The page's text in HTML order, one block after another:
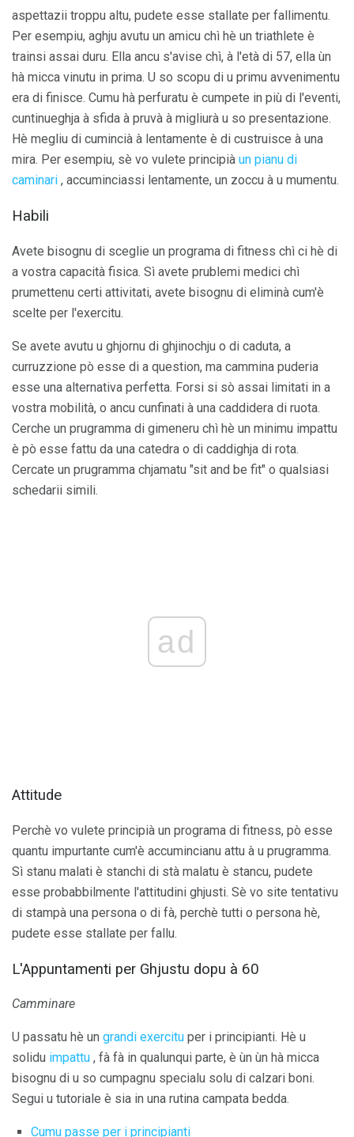
aspettazii troppu altu, pudete esse stallate per fallimentu.
Per esempiu, aghju avutu un amicu chì hè un triathlete è
trainsi assai duru. Ella ancu s'avise chì, à l'età di 57, ella ùn
hà micca vinutu in prima. U so scopu di u primu avvenimentu
era di finisce. Cumu hà perfuratu è cumpete in più di l'eventi,
cuntinueghja à sfida à pruvà à migliurà u so presentazione.
Hè megliu di cumincià à lentamente è di custruisce à una
mira. Per esempiu, sè vo vulete principià un pianu di
caminari , accuminciassi lentamente, un zoccu à u mumentu.
Habili
Avete bisognu di sceglie un programa di fitness chì ci hè di
a vostra capacità fisica. Sì avete prublemi medici chì
prumettenu certi attivitati, avete bisognu di eliminà cum'è
scelte per l'exercitu.
Se avete avutu u ghjornu di ghjinochju o di caduta, a
curruzzione pò esse di a question, ma cammina puderia
esse una alternativa perfetta. Forsi si sò assai limitati in a
vostra mobilità, o ancu cunfinati à una caddidera di ruota.
Cerche un prugramma di gimeneru chì hè un minimu impattu
è pò esse fattu da una catedra o di caddighja di rota.
Cercate un prugramma chjamatu "sit and be fit" o qualsiasi
schedarii simili.
ad
Attitude
Perchè vo vulete principià un programa di fitness, pò esse
quantu impurtante cum'è accumincianu attu à u prugramma.
Sì stanu malati è stanchi di stà malatu è stancu, pudete
esse probabbilmente l'attitudini ghjusti. Sè vo site tentativu
di stampà una persona o di fà, perchè tutti o persona hè,
pudete esse stallate per fallu.
L'Appuntamenti per Ghjustu dopu à 60
Camminare
U passatu hè un grandi exercitu per i principianti. Hè u
solidu impattu , fà fà in qualunqui parte, è ùn ùn hà micca
bisognu di u so cumpagnu specialu solu di calzari boni.
Segui u tutoriale è sia in una rutina campata bedda.
Cumu passe per i principianti